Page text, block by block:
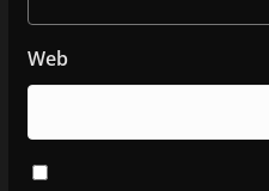
Web